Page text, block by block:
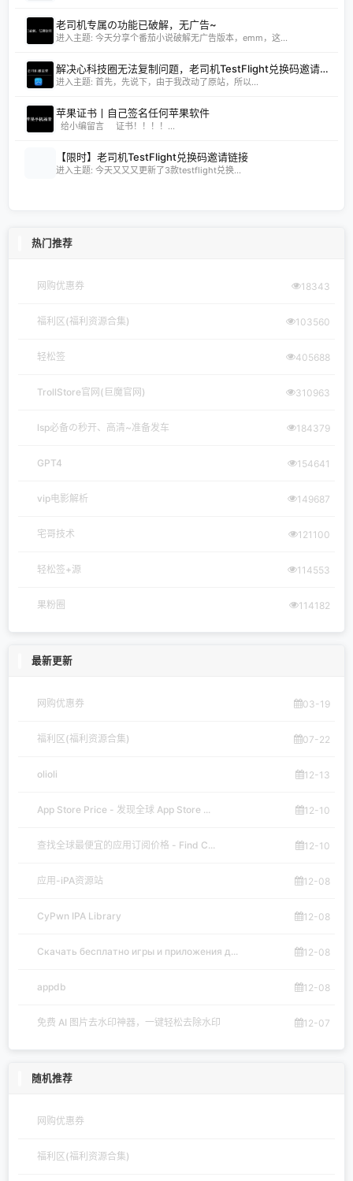
老司机专属の功能已破解，无广告~
进入主题: 今天分享个番茄小说破解无广告版本，emm，这...
解决心科技圈无法复制问题，老司机TestFlight兑换码邀请链接
进入主题: 首先，先说下，由于我改动了原站，所以...
苹果证书丨自己签名任何苹果软件
给小编留言 证书！！！！...
【限时】老司机TestFlight兑换码邀请链接
进入主题: 今天又又又更新了3款testflight兑换...
热门推荐
网购优惠券 18343
福利区(福利资源合集) 103560
轻松签 405688
TrollStore官网(巨魔官网) 310963
lsp必备の秒开、高清~准备发车 184379
GPT4 154641
vip电影解析 149687
宅哥技术 121100
轻松签+源 114553
果粉圈 114182
最新更新
网购优惠券 03-19
福利区(福利资源合集) 07-22
olioli 12-13
App Store Price - 发现全球 App Store ... 12-10
查找全球最便宜的应用订阅价格 - Find C... 12-10
应用-iPA资源站 12-08
CyPwn IPA Library 12-08
Скачать бесплатно игры и приложения д... 12-08
appdb 12-08
免费 AI 图片去水印神器，一键轻松去除水印 12-07
随机推荐
网购优惠券
福利区(福利资源合集)